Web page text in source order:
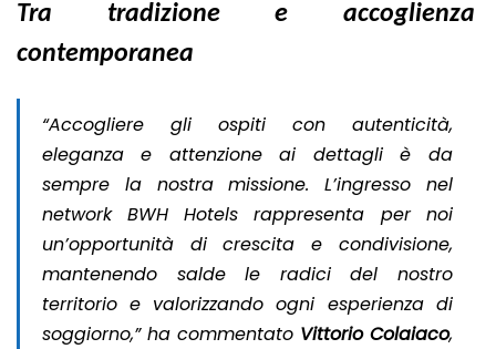
Tra tradizione e accoglienza
contemporanea
“Accogliere gli ospiti con autenticità,
eleganza e attenzione ai dettagli è da
sempre la nostra missione. L’ingresso nel
network BWH Hotels rappresenta per noi
un’opportunità di crescita e condivisione,
mantenendo salde le radici del nostro
territorio e valorizzando ogni esperienza di
soggiorno,” ha commentato Vittorio Colaiaco,